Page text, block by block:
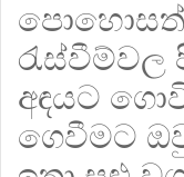
පොහොසත්
අඳයට
ගෙවීමට